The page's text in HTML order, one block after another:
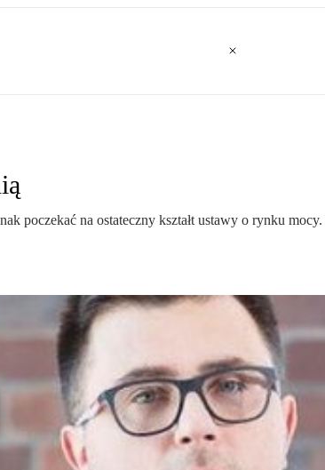
poczekać na ostateczny kształt ustawy o rynku